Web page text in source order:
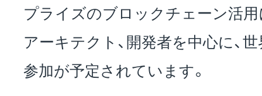
プライズのブロックチェーン活用
アーキテクト、開発者を中心に、
参加が予定されています。